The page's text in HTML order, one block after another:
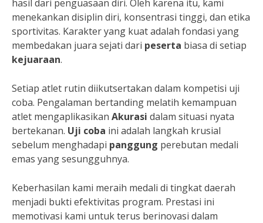
hasil dari penguasaan diri. Oleh karena itu, kami
menekankan disiplin diri, konsentrasi tinggi, dan etika
sportivitas. Karakter yang kuat adalah fondasi yang
membedakan juara sejati dari peserta biasa di setiap
kejuaraan.
Setiap atlet rutin diikutsertakan dalam kompetisi uji
coba. Pengalaman bertanding melatih kemampuan
atlet mengaplikasikan Akurasi dalam situasi nyata
bertekanan. Uji coba ini adalah langkah krusial
sebelum menghadapi panggung perebutan medali
emas yang sesungguhnya.
Keberhasilan kami meraih medali di tingkat daerah
menjadi bukti efektivitas program. Prestasi ini
memotivasi kami untuk terus berinovasi dalam